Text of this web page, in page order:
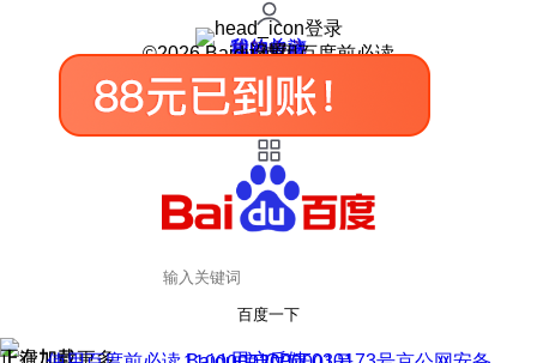
登录
我的关注
我的收藏
皮肤中心
用户反馈
设置
©2026 Baidu 使用百度前必读
百度一下
正在加载
上滑加载更多